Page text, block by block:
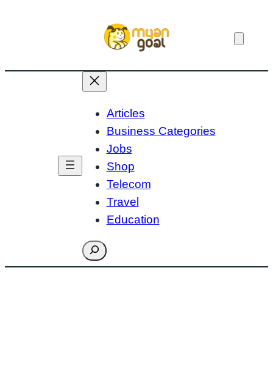
Articles
Business Categories
Jobs
Shop
Telecom
Travel
Education
Search